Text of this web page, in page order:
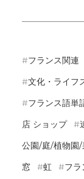
フランス関連
文化・ライフ
フランス語単
店 ショップ
公園/庭/植物園
窓
虹 フ